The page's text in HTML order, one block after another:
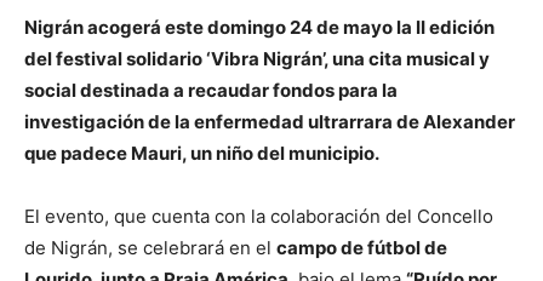
Nigrán acogerá este domingo 24 de mayo la II edición
del festival solidario ‘Vibra Nigrán’, una cita musical y
social destinada a recaudar fondos para la
investigación de la enfermedad ultrarrara de Alexander
que padece Mauri, un niño del municipio.
El evento, que cuenta con la colaboración del Concello
de Nigrán, se celebrará en el campo de fútbol de